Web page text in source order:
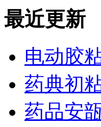
最近更新
电动胶
药典初
药品安